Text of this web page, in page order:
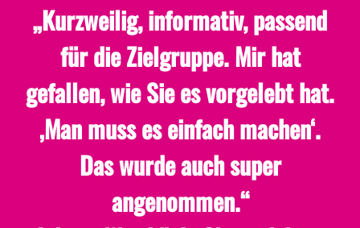
„Kurzweilig, informativ, passend
für die Zielgruppe. Mir hat
gefallen, wie Sie es vorgelebt hat.
‚Man muss es einfach machen‘.
Das wurde auch super
angenommen.“